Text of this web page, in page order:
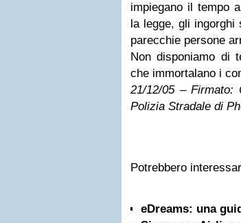
impiegano il tempo
la legge, gli ingorghi
parecchie persone
Non disponiamo di
che immortalano i
21/12/05 – Firmato:
Polizia Stradale di
Potrebbero
eDreams: una